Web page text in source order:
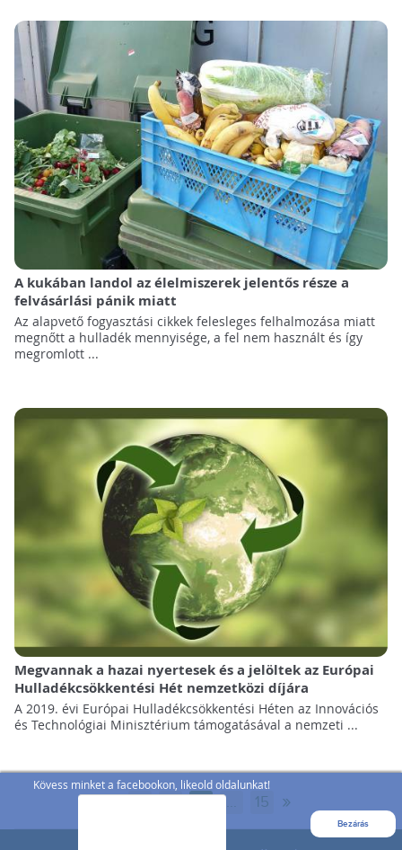
Kövess minket a facebookon, likeold oldalunkat!
Bezárás
A kukában landol az élelmiszerek jelentős része a
felvásárlási pánik miatt
Az alapvető fogyasztási cikkek felesleges felhalmozása miatt
megnőtt a hulladék mennyisége, a fel nem használt és így
megromlott ...
Megvannak a hazai nyertesek és a jelöltek az Európai
Hulladékcsökkentési Hét nemzetközi díjára
A 2019. évi Európai Hulladékcsökkentési Héten az Innovációs
és Technológiai Minisztérium támogatásával a nemzeti ...
« ... 15 »